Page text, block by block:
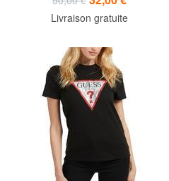
Livraison gratuite